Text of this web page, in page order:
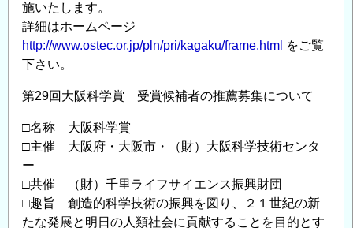
施いたします。
詳細はホームページ
http://www.ostec.or.jp/pln/pri/kagaku/frame.html をご覧
下さい。
第29回大阪科学賞 受賞候補者の推薦募集について
□名称 大阪科学賞
□主催 大阪府・大阪市・（財）大阪科学技術センタ
ー
□共催 （財）千里ライフサイエンス振興財団
□趣旨 創造的科学技術の振興を図り、２１世紀の新
たな発展と明日の人類社会に貢献することを目的とす